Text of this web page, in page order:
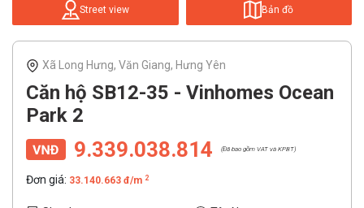
Street view Bản đồ
Xã Long Hưng, Văn Giang, Hưng Yên
Căn hộ SB12-35 - Vinhomes Ocean
Park 2
9.339.038.814 (Đã bao gồm VAT và KPBT)
Đơn giá: 33.140.663 đ/m 2